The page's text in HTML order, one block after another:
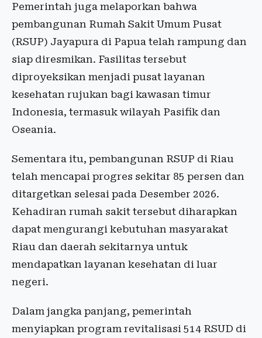
Pemerintah juga melaporkan bahwa
pembangunan Rumah Sakit Umum Pusat
(RSUP) Jayapura di Papua telah rampung dan
siap diresmikan. Fasilitas tersebut
diproyeksikan menjadi pusat layanan
kesehatan rujukan bagi kawasan timur
Indonesia, termasuk wilayah Pasifik dan
Oseania.
Sementara itu, pembangunan RSUP di Riau
telah mencapai progres sekitar 85 persen dan
ditargetkan selesai pada Desember 2026.
Kehadiran rumah sakit tersebut diharapkan
dapat mengurangi kebutuhan masyarakat
Riau dan daerah sekitarnya untuk
mendapatkan layanan kesehatan di luar
negeri.
Dalam jangka panjang, pemerintah
menyiapkan program revitalisasi 514 RSUD di